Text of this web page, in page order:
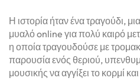
Η ιστορία ήταν ένα τραγούδι,
μυαλό online για πολύ καιρό
η οποία τραγουδούσε με
παρουσία ενός θεριού,
μουσικής να αγγίξει το κορμί